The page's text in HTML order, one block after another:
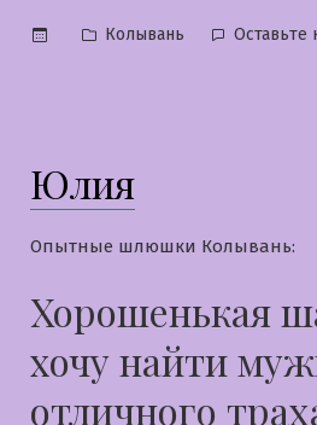
Опубликовано
Колывань Оставьте
Юлия
Опытные шлюшки Колывань:
Хорошенькая
хочу найти
отличного